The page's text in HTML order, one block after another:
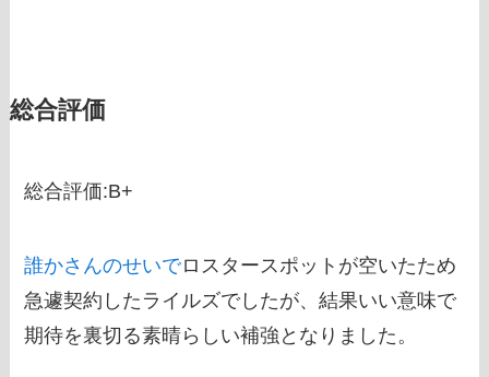
総合評価
総合評価:B+
誰かさんのせいでロスタースポットが空いたため
急遽契約したライルズでしたが、結果いい意味で
期待を裏切る素晴らしい補強となりました。